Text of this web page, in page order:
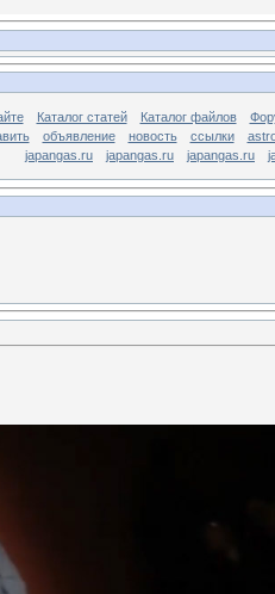
Каталог статей Каталог файлов
объявление новость ссылки
japangas.ru
japangas.ru japangas.ru